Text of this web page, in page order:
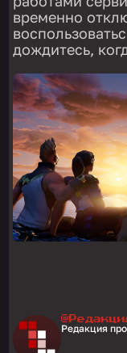
временно
дождитесь,
Редакция